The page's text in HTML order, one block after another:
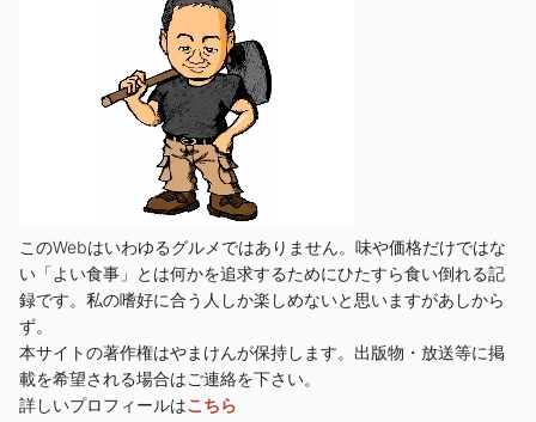
このWebはいわゆるグルメではありません。味や価格だけではな
い「よい食事」とは何かを追求するためにひたすら食い倒れる記
録です。私の嗜好に合う人しか楽しめないと思いますがあしから
ず。
本サイトの著作権はやまけんが保持します。出版物・放送等に掲
載を希望される場合はご連絡を下さい。
詳しいプロフィールはこちら